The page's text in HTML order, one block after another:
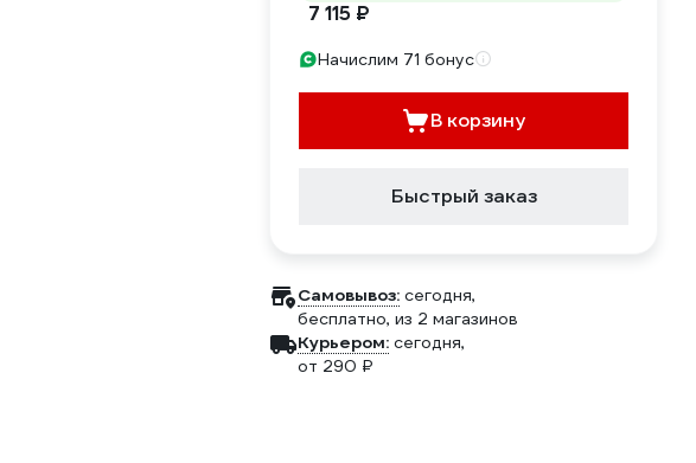
7 115 ₽
Начислим 71 бонус
В корзину
Быстрый заказ
Самовывоз: сегодня,
бесплатно, из 2 магазинов
Курьером: сегодня,
от 290 ₽